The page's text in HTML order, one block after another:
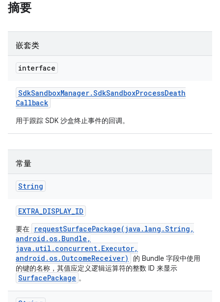
摘要
嵌套类
interface
SdkSandboxManager.SdkSandboxProcessDeath
Callback
用于跟踪 SDK 沙盒终止事件的回调。
常量
String
EXTRA_DISPLAY_ID
要在
requestSurfacePackage(java.lang.String,
android.os.Bundle,
java.util.concurrent.Executor,
android.os.OutcomeReceiver)
的 Bundle 字段中使用
的键的名称，其值应定义逻辑运算符的整数 ID 来显示
SurfacePackage 。